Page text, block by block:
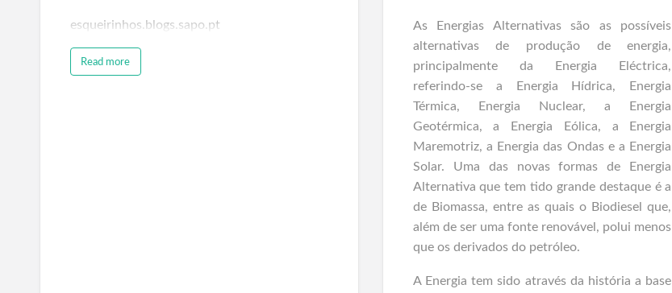
esqueirinhos.blogs.sapo.pt
Read more
As Energias Alternativas são as possíveis
alternativas de produção de energia,
principalmente da Energia Eléctrica,
referindo-se a Energia Hídrica, Energia
Térmica, Energia Nuclear, a Energia
Geotérmica, a Energia Eólica, a Energia
Maremotriz, a Energia das Ondas e a Energia
Solar. Uma das novas formas de Energia
Alternativa que tem tido grande destaque é a
de Biomassa, entre as quais o Biodiesel que,
além de ser uma fonte renovável, polui menos
que os derivados do petróleo.
A Energia tem sido através da história a base